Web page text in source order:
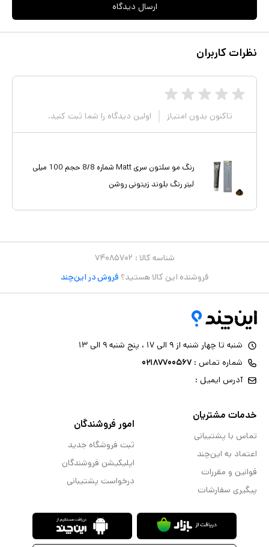
ارسال دیدگاه
نظرات کاربران
تاکنون بدون امتیاز اولین دیدگاه را شما ثبت کنید.
رنگ مو سلتون سری Matt شماره 8/8 حجم 100 میلی
لیتر رنگ بلوند زیتونی روشن
شناسه کالا : ۷۴۰۸۵۷۰۲
فروشنده این کالا هستید؟ فروش در این‌چند
شنبه تا چهار شنبه از ۹ الی ۱۷ ، پنج شنبه ۹ الی ۱۳
شماره تماس : ۰۲۱۸۷۷۰۰۵۶۷
آدرس ایمیل :
خدمات مشتریان
تماس با پشتیبانی
اعتماد به این‌چند
قوانین و مقررات
پیگیری سفارشات
امور فروشندگان
ثبت فروشگاه جدید
اپلیکیشن فروشندگان
درخواست پشتیبانی